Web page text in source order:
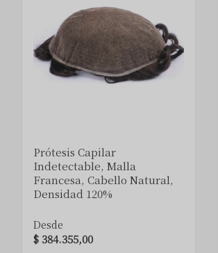
Prótesis Capilar
Indetectable, Malla
Francesa, Cabello Natural,
Densidad 120%
Desde
$ 384.355,00